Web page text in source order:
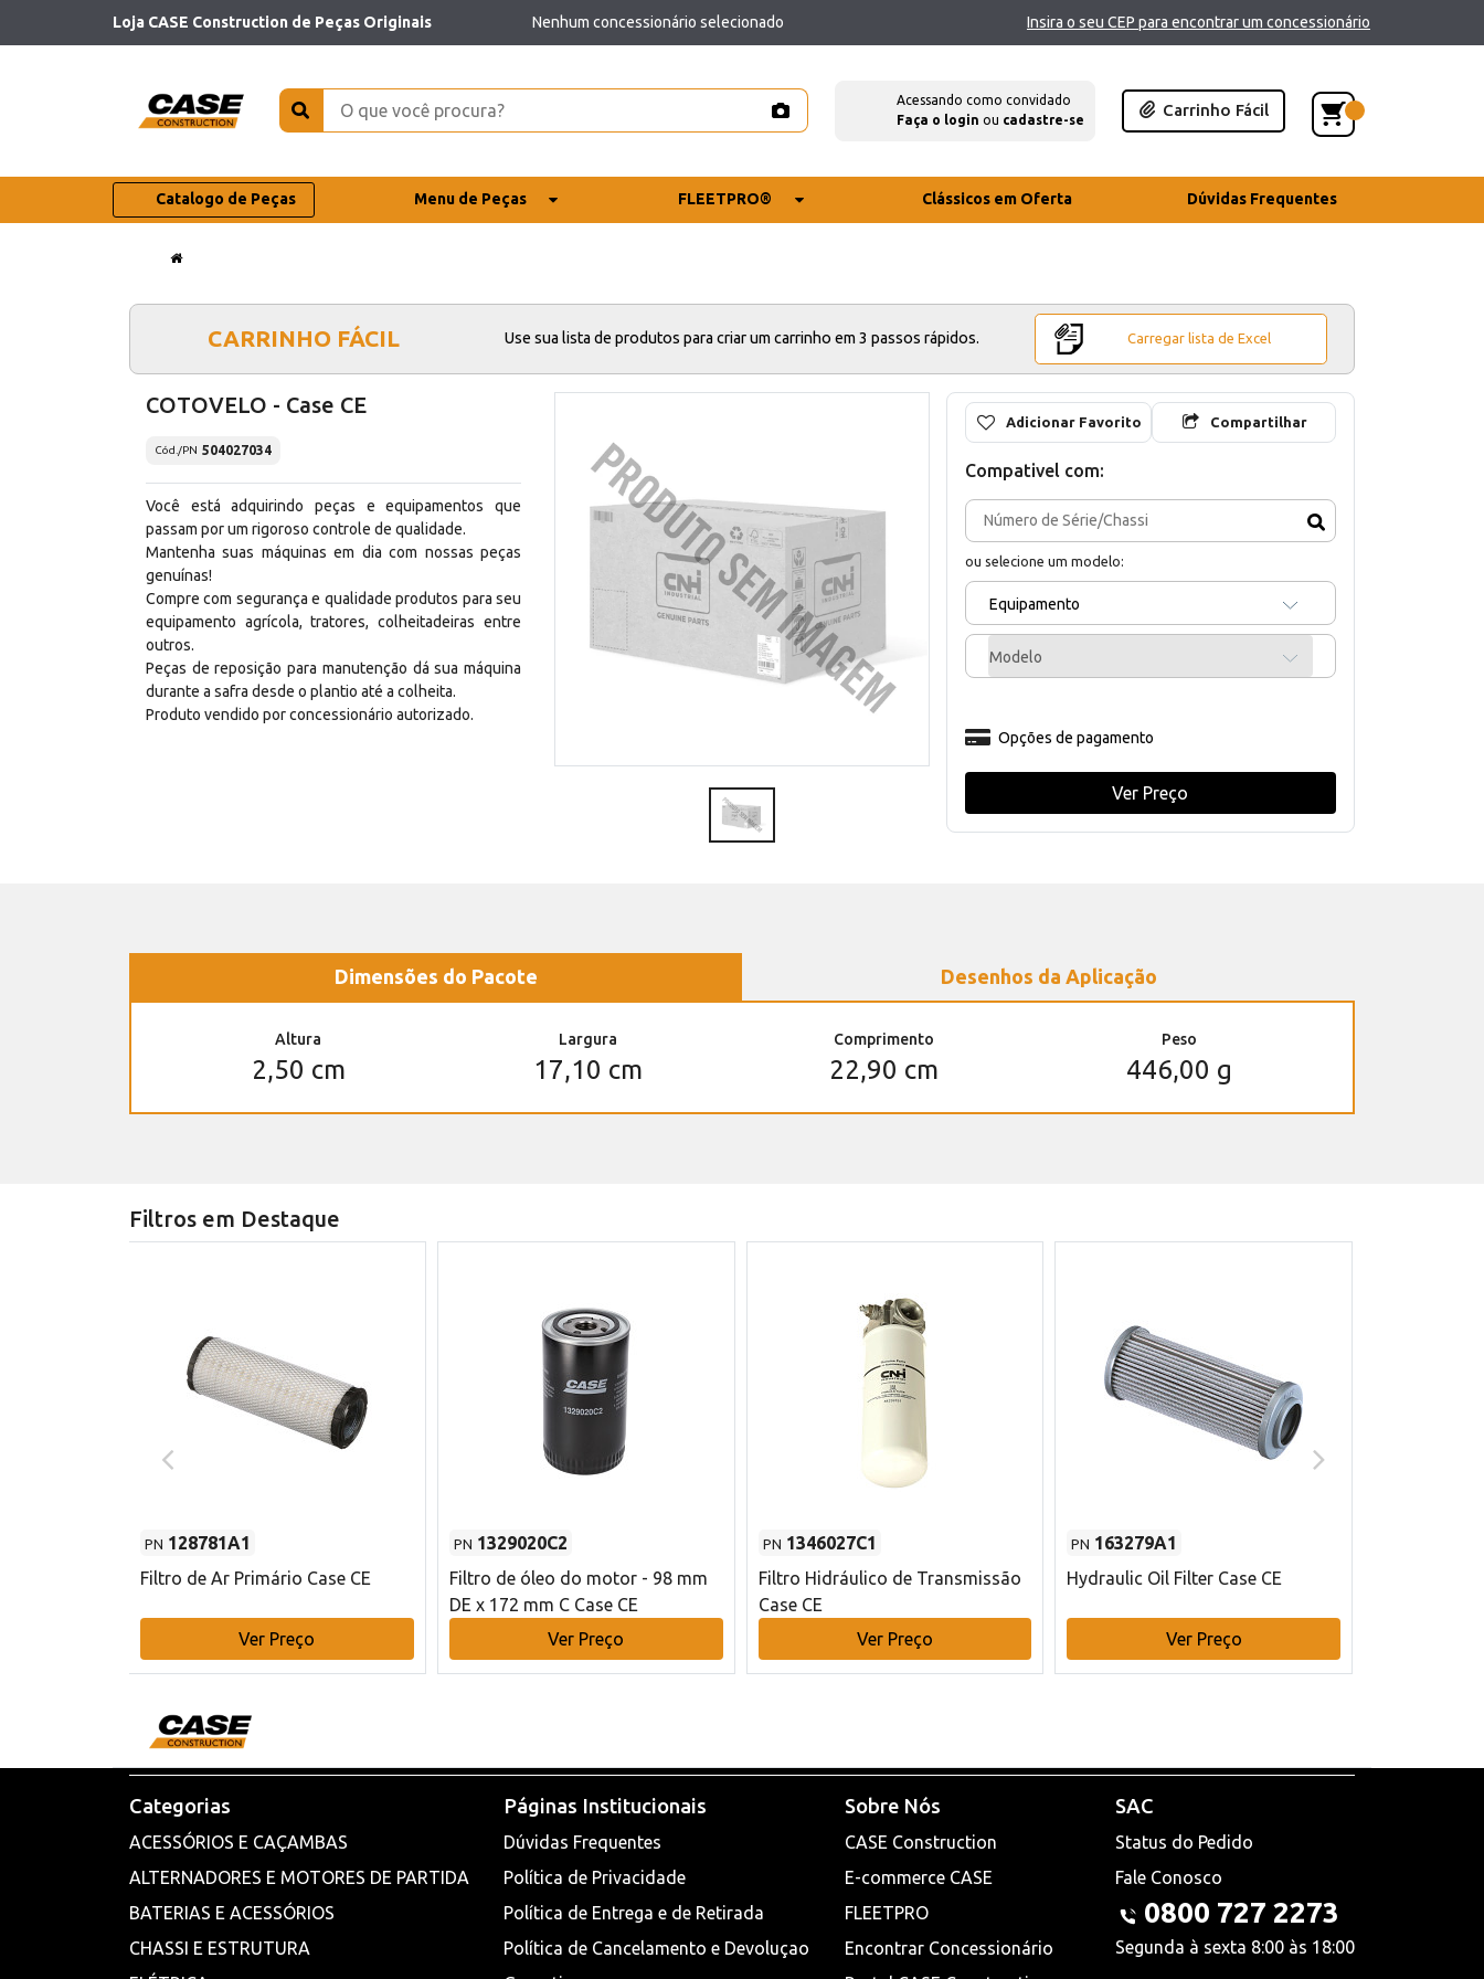
Loja CASE Construction de Peças Originais Nenhum concessionário selecionado Insira o seu CEP para encontrar um concessionário
Acessando como convidado
Faça o login ou cadastre-se
Carrinho Fácil
Catalogo de Peças Menu de Peças FLEETPRO® Clássicos em Oferta Dúvidas Frequentes
CARRINHO FÁCIL Use sua lista de produtos para criar um carrinho em 3 passos rápidos. Carregar lista de Excel
COTOVELO - Case CE
Cód./PN 504027034
Você está adquirindo peças e equipamentos que
passam por um rigoroso controle de qualidade.
Mantenha suas máquinas em dia com nossas peças
genuínas!
Compre com segurança e qualidade produtos para seu
equipamento agrícola, tratores, colheitadeiras entre
outros.
Peças de reposição para manutenção dá sua máquina
durante a safra desde o plantio até a colheita.
Produto vendido por concessionário autorizado.
Adicionar Favorito Compartilhar
Compativel com:
ou selecione um modelo:
Equipamento
Modelo
Opções de pagamento
Ver Preço
Dimensões do Pacote Desenhos da Aplicação
Altura
2,50 cm
Largura
17,10 cm
Comprimento
22,90 cm
Peso
446,00 g
Filtros em Destaque
PN 128781A1
Filtro de Ar Primário Case CE
Ver Preço
PN 1329020C2
Filtro de óleo do motor - 98 mm
DE x 172 mm C Case CE
Ver Preço
PN 1346027C1
Filtro Hidráulico de Transmissão
Case CE
Ver Preço
PN 163279A1
Hydraulic Oil Filter Case CE
Ver Preço
Categorias
ACESSÓRIOS E CAÇAMBAS
ALTERNADORES E MOTORES DE PARTIDA
BATERIAS E ACESSÓRIOS
CHASSI E ESTRUTURA
Páginas Institucionais
Dúvidas Frequentes
Política de Privacidade
Política de Entrega e de Retirada
Política de Cancelamento e Devoluçao
Sobre Nós
CASE Construction
E-commerce CASE
FLEETPRO
Encontrar Concessionário
SAC
Status do Pedido
Fale Conosco
0800 727 2273
Segunda à sexta 8:00 às 18:00